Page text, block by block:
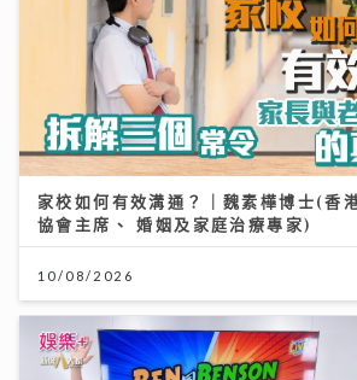
家校如何有效溝通？｜魏素樺博士(香
協會主席、 婚姻及家庭治療專家)
10/08/2026